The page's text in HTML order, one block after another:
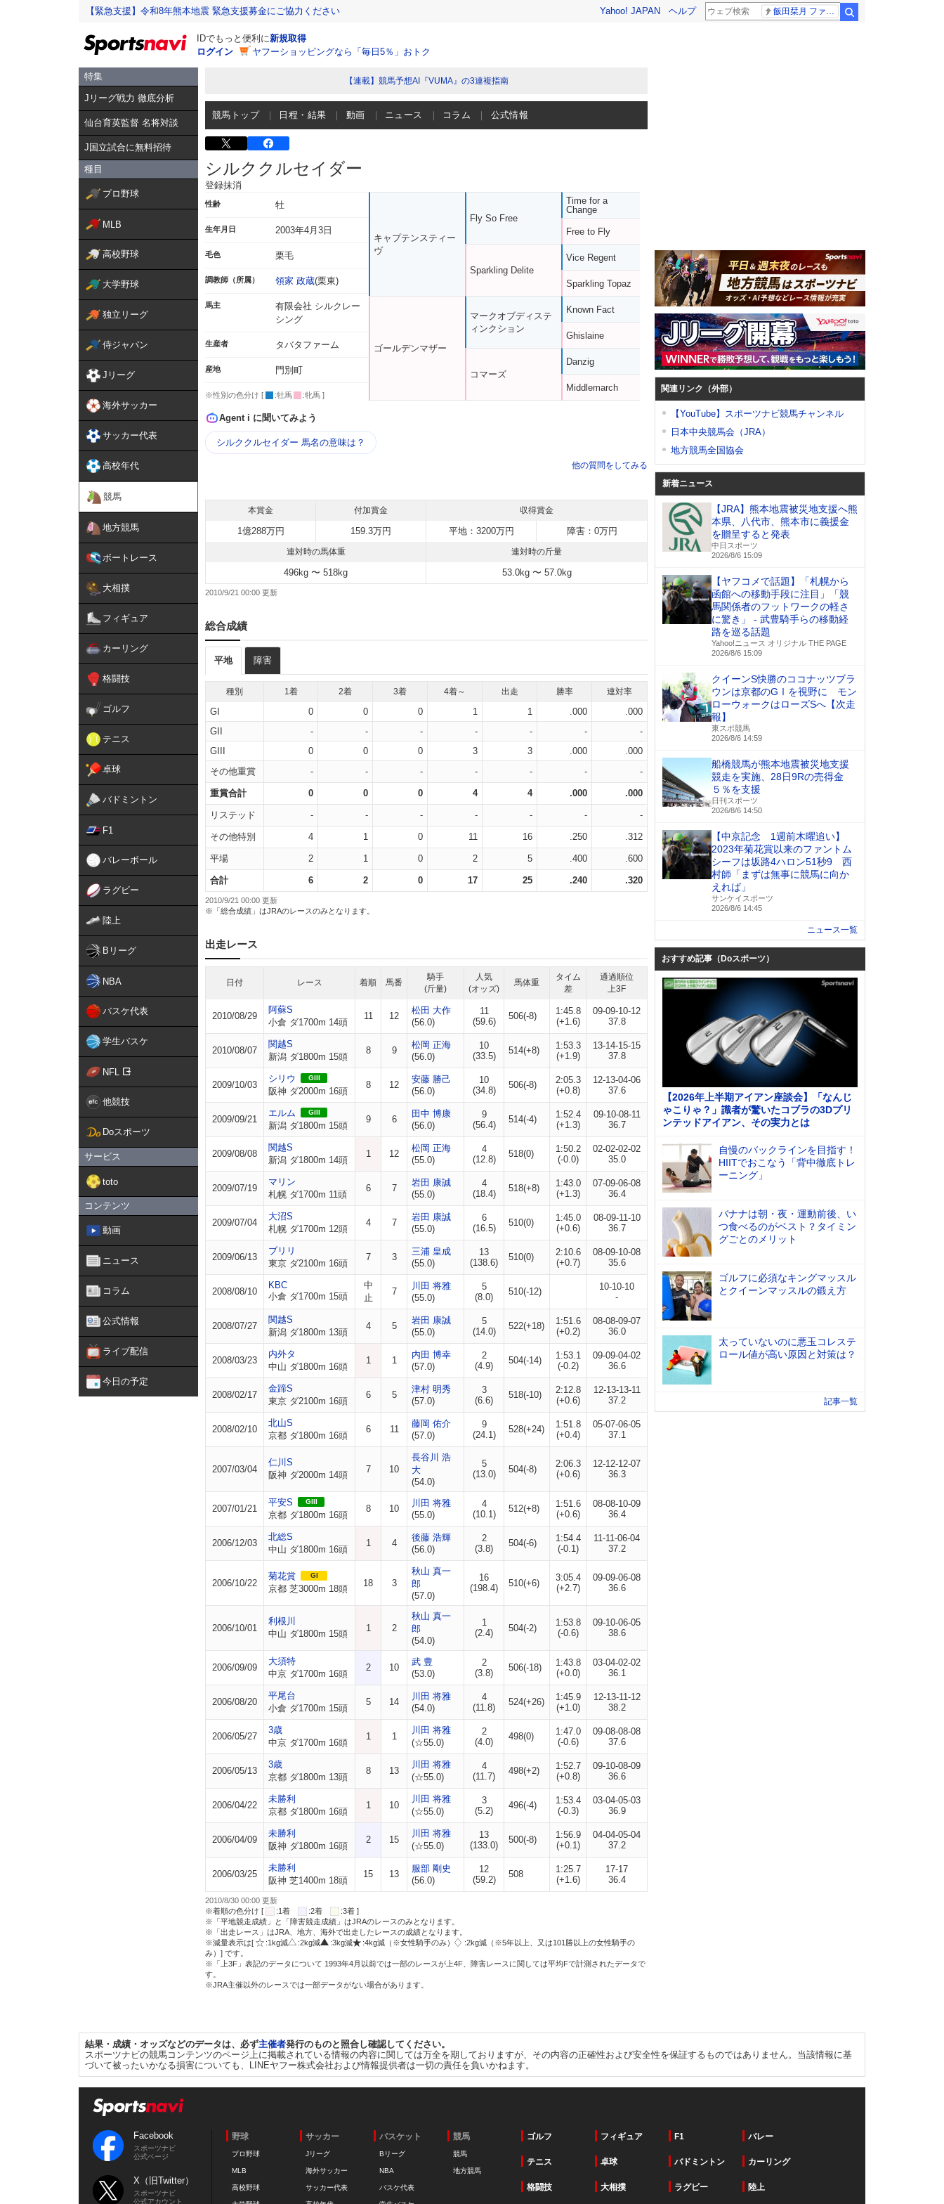
【緊急支援】令和8年熊本地震 緊急支援募金にご協力ください Yahoo! JAPAN ヘルプ
IDでもっと便利に新規取得
ログイン
ヤフーショッピングなら「毎日5％」おトク
特集
Jリーグ戦力 徹底分析
仙台育英監督 名将対談
J国立試合に無料招待
種目
プロ野球
MLB
高校野球
大学野球
独立リーグ
侍ジャパン
Jリーグ
海外サッカー
サッカー代表
高校年代
競馬
地方競馬
ボートレース
大相撲
フィギュア
カーリング
格闘技
ゴルフ
テニス
卓球
バドミントン
F1
バレーボール
ラグビー
陸上
Bリーグ
NBA
バスケ代表
学生バスケ
NFL
他競技
Doスポーツ
サービス
toto
コンテンツ
動画
ニュース
コラム
公式情報
ライブ配信
今日の予定
【連載】競馬予想AI『VUMA』の3連複指南
競馬トップ 日程・結果 動画 ニュース コラム 公式情報
シルククルセイダー
登録抹消
性齢 牡
生年月日 2003年4月3日
毛色 栗毛
調教師（所属） 領家 政蔵(栗東)
馬主
有限会社 シルクレー
シング
生産者 タバタファーム
産地 門別町
※性別の色分け [ :牡馬 :牝馬 ]
キャプテンスティー
ヴ
ゴールデンマザー
Fly So Free
Sparkling Delite
マークオブディステ
ィンクション
コマーズ
Time for a
Change
Free to Fly
Vice Regent
Sparkling Topaz
Known Fact
Ghislaine
Danzig
Middlemarch
Agent i に聞いてみよう
シルククルセイダー 馬名の意味は？
他の質問をしてみる
本賞金 付加賞金 収得賞金
1億288万円 159.3万円 平地：3200万円 障害：0万円
連対時の馬体重 連対時の斤量
496kg 〜 518kg 53.0kg 〜 57.0kg
2010/9/21 00:00
総合成績
平地 障害
種別 1着 2着 3着 4着～ 出走 勝率 連対率
GI 0 0 0 1 1 .000
.000
GII
- - - - - -
-
GIII
0 0 0 3 3 .000
.000
その他重賞
- - - - - - -
重賞合計 0 0 0 4 4 .000 .000
リステッド - - - - - - -
その他特別 4 1 0 11 16 .250 .312
平場 2 1 0 2 5 .400 .600
合計 6 2 0 17 25 .240 .320
2010/9/21 00:00 更新
※「総合成績」はJRAのレースのみとなります。
出走レース
日付 レース 着順 馬番
騎手
(斤量)
人気
(オッズ)
馬体重
タイム
差
通過順位
上3F
2010/08/29
阿蘇S
小倉 ダ1700m 14頭
11 12
松田 大作
(56.0)
11
(59.6)
506(-8)
1:45.8
(+1.6)
09-09-10-12
37.8
2010/08/07
関越S
新潟 ダ1800m 15頭
8 9
松岡 正海
(56.0)
10
(33.5)
514(+8)
1:53.3
(+1.9)
13-14-15-15
37.8
2009/10/03
シリウ GIII
阪神 ダ2000m 16頭
8 12
安藤 勝己
(56.0)
10
(34.8)
506(-8)
2:05.3
(+0.8)
12-13-04-06
37.6
2009/09/21
エルム GIII
新潟 ダ1800m 15頭
9 6
田中 博康
(56.0)
9
(56.4)
514(-4)
1:52.4
(+1.3)
09-10-08-11
36.7
2009/08/08
関越S
新潟 ダ1800m 14頭
1 12
松岡 正海
(55.0)
4
(12.8)
518(0)
1:50.2
(-0.0)
02-02-02-02
35.0
2009/07/19
マリン
札幌 ダ1700m 11頭
6 7
岩田 康誠
(55.0)
4
(18.4)
518(+8)
1:43.0
(+1.3)
07-09-06-08
36.4
2009/07/04
大沼S
札幌 ダ1700m 12頭
4 7
岩田 康誠
(55.0)
6
(16.5)
510(0)
1:45.0
(+0.6)
08-09-11-10
36.7
2009/06/13
ブリリ
東京 ダ2100m 16頭
7 3
三浦 皇成
(55.0)
13
(138.6)
510(0)
2:10.6
(+0.7)
08-09-10-08
35.6
2008/08/10
KBC
小倉 ダ1700m 15頭
中
止
7
川田 将雅
(55.0)
5
(8.0)
510(-12)
10-10-10
-
2008/07/27
関越S
新潟 ダ1800m 13頭
4 5
岩田 康誠
(55.0)
5
(14.0)
522(+18)
1:51.6
(+0.2)
08-08-09-07
36.0
2008/03/23
内外タ
中山 ダ1800m 16頭
1 1
内田 博幸
(57.0)
2
(4.9)
504(-14)
1:53.1
(-0.2)
09-09-04-02
36.6
2008/02/17
金蹄S
東京 ダ2100m 16頭
6 5
津村 明秀
(57.0)
3
(6.6)
518(-10)
2:12.8
(+0.6)
12-13-13-11
37.2
2008/02/10
北山S
京都 ダ1800m 16頭
6 11
藤岡 佑介
(57.0)
9
(24.1)
528(+24)
1:51.8
(+0.4)
05-07-06-05
37.1
2007/03/04
仁川S
阪神 ダ2000m 14頭
7 10
長谷川 浩
大
(54.0)
5
(13.0)
504(-8)
2:06.3
(+0.6)
12-12-12-07
36.3
2007/01/21
平安S GIII
京都 ダ1800m 16頭
8 10
川田 将雅
(55.0)
4
(10.1)
512(+8)
1:51.6
(+0.6)
08-08-10-09
36.4
2006/12/03
北総S
中山 ダ1800m 16頭
1 4
後藤 浩輝
(56.0)
2
(3.8)
504(-6)
1:54.4
(-0.1)
11-11-06-04
37.2
2006/10/22
菊花賞 GI
京都 芝3000m 18頭
18 3
秋山 真一
郎
(57.0)
16
(198.4)
510(+6)
3:05.4
(+2.7)
09-09-06-08
36.6
2006/10/01
利根川
中山 ダ1800m 15頭
1 2
秋山 真一
郎
(54.0)
1
(2.4)
504(-2)
1:53.8
(-0.6)
09-10-06-05
38.6
2006/09/09
大須特
中京 ダ1700m 16頭
2 10
武 豊
(53.0)
2
(3.8)
506(-18)
1:43.8
(+0.0)
03-04-02-02
36.1
2006/08/20
平尾台
小倉 ダ1700m 15頭
5 14
川田 将雅
(54.0)
4
(11.8)
524(+26)
1:45.9
(+1.0)
12-13-11-12
38.2
2006/05/27
3歳
中京 ダ1700m 16頭
1 1
川田 将雅
(☆55.0)
2
(4.0)
498(0)
1:47.0
(-0.6)
09-08-08-08
37.6
2006/05/13
3歳
京都 ダ1800m 13頭
8 13
川田 将雅
(☆55.0)
4
(11.7)
498(+2)
1:52.7
(+0.8)
09-10-08-09
36.6
2006/04/22
未勝利
京都 ダ1800m 16頭
1 10
川田 将雅
(☆55.0)
3
(5.2)
496(-4)
1:53.4
(-0.3)
03-04-05-03
36.9
2006/04/09
未勝利
阪神 ダ1800m 16頭
2 15
川田 将雅
(☆55.0)
13
(133.0)
500(-8)
1:56.9
(+0.1)
04-04-05-04
37.2
2006/03/25
未勝利
阪神 芝1400m 18頭
15 13
服部 剛史
(56.0)
12
(59.2)
508
1:25.7
(+1.6)
17-17
36.4
2010/8/30 00:00 更新
※着順の色分け [
:1着 :2着
:3着 ]
※「平地競走成績」と「障害競走成績」はJRAのレースのみとなります。
※「出走レース」はJRA、地方、海外で出走したレースの成績となります。
※減量表示は[
:1kg減 :2kg減 :3kg減 :4kg減（※女性騎手のみ）
:2kg減（※5年以上、又は101勝以上の女性騎手の
み）] です。
※「上3F」表記のデータについて 1993年4月以前では一部のレースが上4F、障害レースに関しては平均Fで計測されたデータで
す。
※JRA主催以外のレースでは一部データがない場合があります。
関連リンク（外部）
【YouTube】スポーツナビ競馬チャンネル
日本中央競馬会（JRA）
地方競馬全国協会
新着ニュース
【JRA】熊本地震被災地支援へ熊
本県、八代市、熊本市に義援金
を贈呈すると発表
中日スポーツ
2026/8/6 15:09
【ヤフコメで話題】「札幌から
函館への移動手段に注目」「競
馬関係者のフットワークの軽さ
に驚き」 - 武豊騎手らの移動経
路を巡る話題
Yahoo!ニュース オリジナル THE PAGE
2026/8/6 15:09
クイーンS快勝のココナッツブラ
ウンは京都のGⅠを視野に モン
ローウォークはローズSへ【次走
報】
東スポ競馬
2026/8/6 14:59
船橋競馬が熊本地震被災地支援
競走を実施、28日9Rの売得金
５％を支援
日刊スポーツ
2026/8/6 14:50
【中京記念 1週前木曜追い】
2023年菊花賞以来のファントム
シーフは坂路4ハロン51秒9 西
村師「まずは無事に競馬に向か
えれば」
サンケイスポーツ
2026/8/6 14:45
ニュース一覧
おすすめ記事（Doスポーツ）
【2026年上半期アイアン座談会】「なんじ
ゃこりゃ？」識者が驚いたコブラの3Dプリ
ンテッドアイアン、その実力とは
自慢のバックラインを目指す！
HIITでおこなう「背中徹底トレ
ーニング」
バナナは朝・夜・運動前後、い
つ食べるのがベスト？タイミン
グごとのメリット
ゴルフに必須なキングマッスル
とクイーンマッスルの鍛え方
太っていないのに悪玉コレステ
ロール値が高い原因と対策は？
記事一覧
結果・成績・オッズなどのデータは、必ず主催者発行のものと照合し確認してください。
スポーツナビの競馬コンテンツのページ上に掲載されている情報の内容に関しては万全を期しておりますが、その内容の正確性および安全性を保証するものではありません。当該情報に基
づいて被ったいかなる損害についても、LINEヤフー株式会社および情報提供者は一切の責任を負いかねます。
Facebook
スポーツナビ
公式ページ
X（旧Twitter）
スポーツナビ
公式アカウント
野球
プロ野球
MLB
高校野球
サッカー
Jリーグ
海外サッカー
サッカー代表
バスケット
Bリーグ
NBA
バスケ代表
競馬
競馬
地方競馬
ゴルフ フィギュア F1 バレー
テニス 卓球 バドミントン カーリング
格闘技 大相撲 ラグビー 陸上